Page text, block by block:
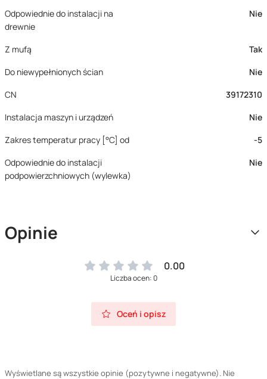
Odpowiednie do instalacji na
drewnie
Nie
Z mufą
Tak
Do niewypełnionych ścian
Nie
CN
39172310
Instalacja maszyn i urządzeń
Nie
Zakres temperatur pracy [°C] od
-5
Odpowiednie do instalacji
podpowierzchniowych (wylewka)
Nie
Opinie
0.00
Liczba ocen: 0
Oceń i opisz
Wyświetlane są wszystkie opinie (pozytywne i negatywne). Nie